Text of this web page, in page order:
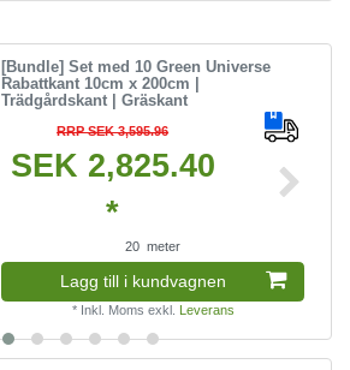
[Bundle] Set med 10 Green Universe
Rabattkant 10cm x 200cm |
Trädgårdskant | Gräskant
RRP SEK 3,595.96
SEK 2,825.40
*
20 meter
Lagg till i kundvagnen
* Inkl. Moms exkl. Leverans